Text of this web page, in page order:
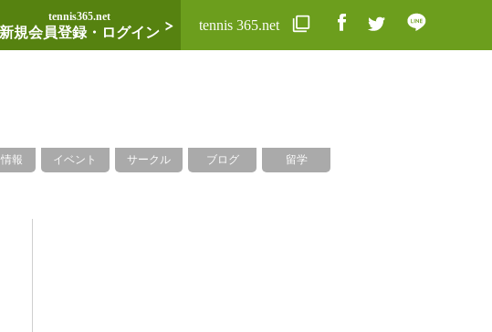
tennis365.net
新規会員登録・ログイン tennis 365.net
報 イベント サークル ブログ 留学